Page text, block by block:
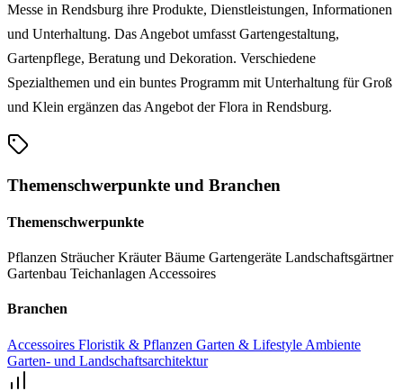
Messe in Rendsburg ihre Produkte, Dienstleistungen, Informationen
und Unterhaltung. Das Angebot umfasst Gartengestaltung,
Gartenpflege, Beratung und Dekoration. Verschiedene
Spezialthemen und ein buntes Programm mit Unterhaltung für Groß
und Klein ergänzen das Angebot der Flora in Rendsburg.
Themenschwerpunkte und Branchen
Themenschwerpunkte
Pflanzen SträucherKräuterBäume Gartengeräte Landschaftsgärtner
Gartenbau Teichanlagen Accessoires
Branchen
Accessoires Floristik & Pflanzen Garten & Lifestyle Ambiente
Garten- und Landschaftsarchitektur